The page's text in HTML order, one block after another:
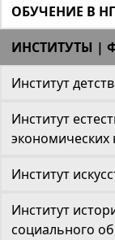
ОБУЧЕНИЕ В
ИНСТИТУТЫ |
Институт
Институт
экономических
Институт
Институт
социального